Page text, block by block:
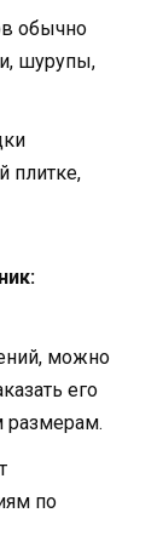
обычно
шурупы,
плитке,
можно
его
размерам.
по